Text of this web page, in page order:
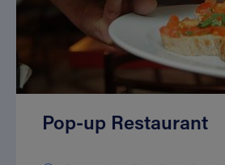
Pop-up Restaurant